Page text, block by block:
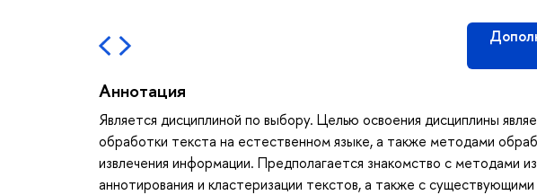
Аннотация
Является дисциплиной по выбору. Целью освоения дисциплины
обработки текста на естественном языке, а также методами
извлечения информации. Предполагается знакомство с методами
аннотирования и кластеризации текстов, а также с